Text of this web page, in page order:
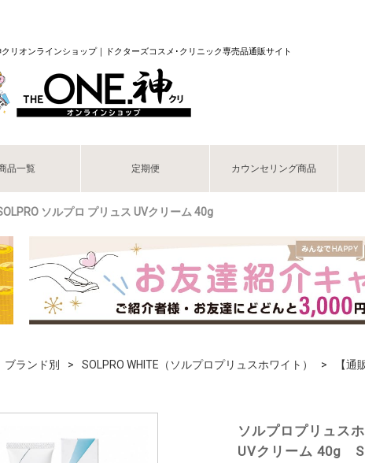
クリオンラインショップ｜ドクターズコスメ･クリニック専売品通販サイト
品一覧 定期便 カウンセリング商品
ソルプロ プリュス UVクリーム 40g
ブランド別 SOLPRO WHITE（ソルプロプリュスホワイト） 【通
ソルプロプリュス
UVクリーム 40g